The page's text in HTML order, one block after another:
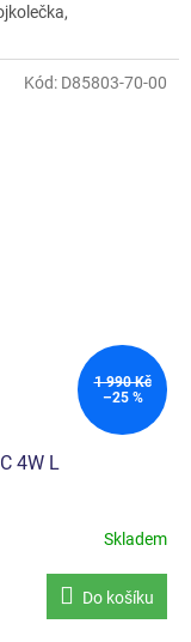
1 990 Kč
–25 %
4W L
Skladem
Do košíku
Kód: D85803-70-00